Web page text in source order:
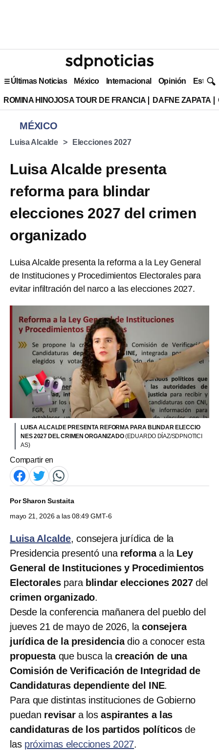
Últimas Noticias México Internacional Opinión Estilo
ROMINA HINOJOSA TOUR DE FRANCIA DAFNE ZAPATA
MÉXICO
Luisa Alcalde Elecciones 2027
Luisa Alcalde presenta
reforma para blindar
elecciones 2027 del crimen
organizado
Luisa Alcalde presenta la reforma a la Ley General
de Instituciones y Procedimientos Electorales para
evitar infiltración del narco a las elecciones 2027.
LUISA ALCALDE PRESENTA REFORMA PARA BLINDAR ELECCIO
NES 2027 DEL CRIMEN ORGANIZADO(EDUARDO DÍAZ/SDPNOTICI
AS)
Compartir en
PorSharon Sustaita
mayo 21, 2026 a las 08:49 GMT-6
Luisa Alcalde, consejera jurídica de la
Presidencia presentó una reformaa la Ley
General de Instituciones y Procedimientos
Electoralespara blindar elecciones 2027del
crimen organizado.
Desde la conferencia mañanera del pueblo del
jueves 21 de mayo de 2026, laconsejera
jurídica de la presidenciadio a conocer esta
propuesta que busca la creación de una
Comisión de Verificación de Integridad de
Candidaturas dependiente del INE.
Para que distintas instituciones de Gobierno
puedan revisara losaspirantes a las
candidaturas de los partidos políticosde
las próximas elecciones 2027.